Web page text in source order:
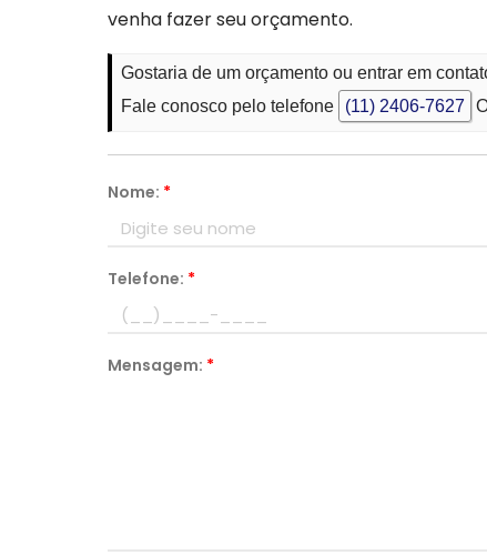
venha fazer seu orçamento.
Gostaria de um orçamento ou entrar em
Fale conosco pelo telefone
(11) 2406-7627
Nome: *
Telefone: *
Mensagem: *